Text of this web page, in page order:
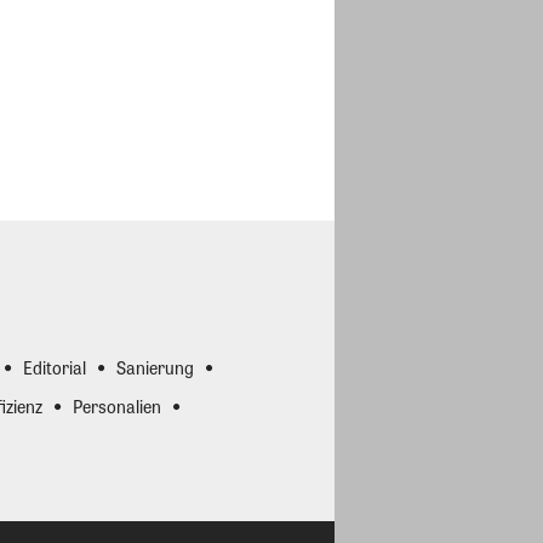
Editorial
Sanierung
Personalien